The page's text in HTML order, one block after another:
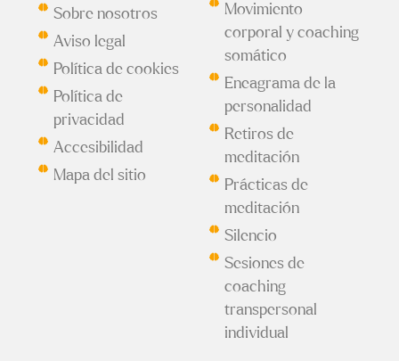
Sobre nosotros
Aviso legal
Política de cookies
Política de
privacidad
Accesibilidad
Mapa del sitio
Movimiento
corporal y coaching
somático
Eneagrama de la
personalidad
Retiros de
meditación
Prácticas de
meditación
Silencio
Sesiones de
coaching
transpersonal
individual